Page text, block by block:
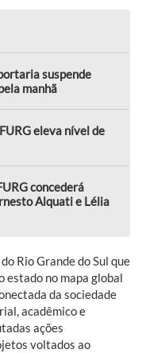
suspende
manhã
eleva nível de
concederá
Alquati e Lélia
Rio Grande do Sul que
estado no mapa global
da sociedade
acadêmico e
ações
voltados ao